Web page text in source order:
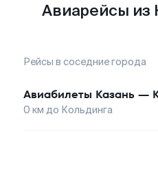
Авиарейсы из
Рейсы в соседние города
Авиабилеты Казань —
0 км до Кольдинга